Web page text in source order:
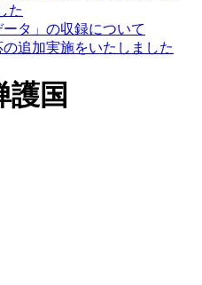
た
ータ」の収録について
追加実施をいたしました
護国